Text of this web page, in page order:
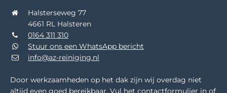
Halsterseweg 77
4661 RL Halsteren
0164 311 310
Stuur ons een WhatsApp bericht
info@az-reiniging.nl
Door werkzaamheden op het dak zijn wij overdag niet
altijd even goed bereikbaar. Vul het contactformulier in of